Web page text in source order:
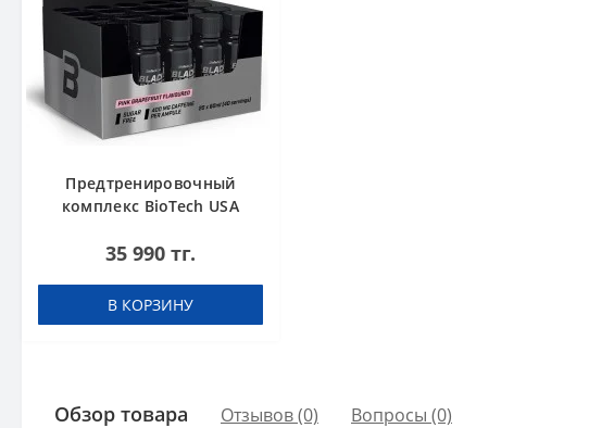
Предтренировочный
комплекс BioTech USA
grapefruit 60 ml шоты (в
35 990 тг.
В КОРЗИНУ
Обзор товара Отзывов (0) Вопросы (0)